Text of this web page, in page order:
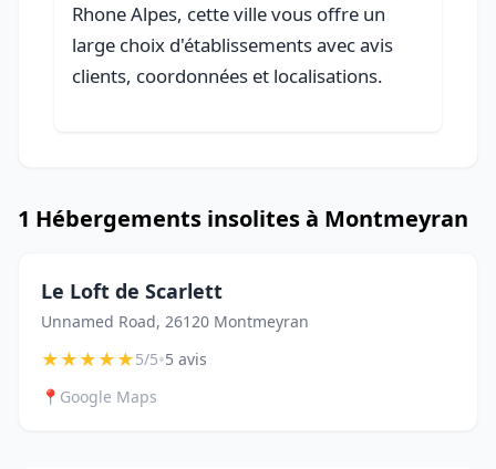
Rhone Alpes, cette ville vous offre un
large choix d'établissements avec avis
clients, coordonnées et localisations.
1 Hébergements insolites à Montmeyran
Le Loft de Scarlett
Unnamed Road, 26120 Montmeyran
★★★★★5/5•5 avis
📍 Google Maps